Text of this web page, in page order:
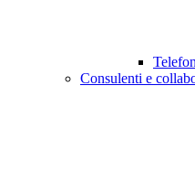
Consulenti e